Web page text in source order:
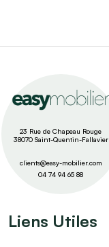
23 Rue de Chapeau Rouge
38070 Saint-Quentin-Fallavier
clients@easy-mobilier.com
04 74 94 65 88
Liens Utiles